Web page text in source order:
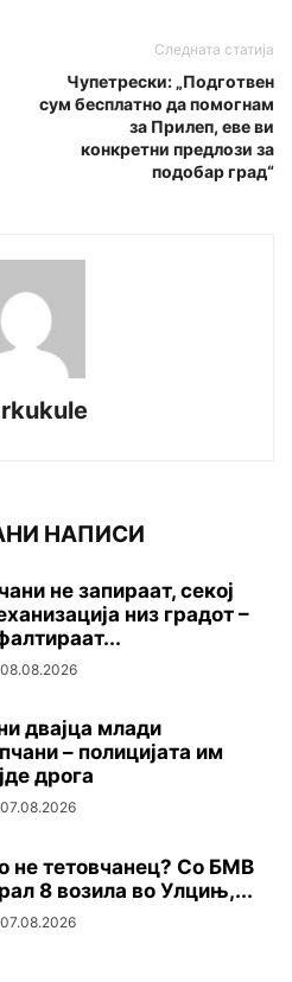
Следната статија
Чупетрески: „Подготвен
сум бесплатно да помогнам
за Прилеп, еве ви
конкретни предлози за
подобар град“
НАПИСИ
не запираат, секој
низ градот –
08.08.2026
двајца млади
– полицијата им
дpoга
07.08.2026
не тетовчанец? Со БМВ
8 возила во Улцињ,...
07.08.2026